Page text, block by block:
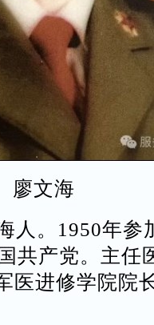
廖文海
人。1950年参
共产党。主任
医进修学院院